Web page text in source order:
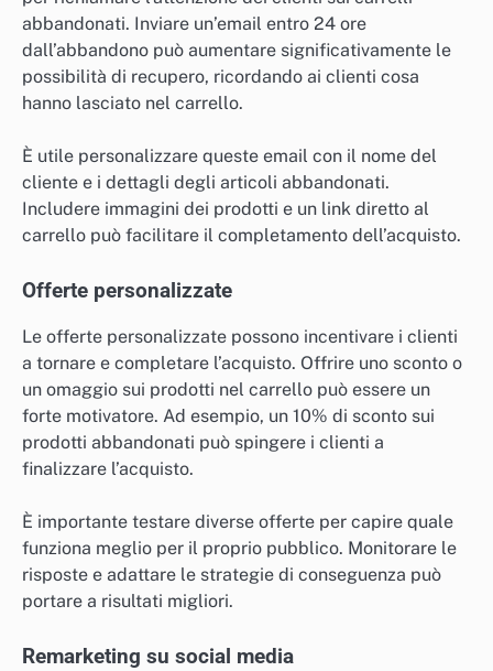
abbandonati. Inviare un’email entro 24 ore
dall’abbandono può aumentare significativamente le
possibilità di recupero, ricordando ai clienti cosa
hanno lasciato nel carrello.
È utile personalizzare queste email con il nome del
cliente e i dettagli degli articoli abbandonati.
Includere immagini dei prodotti e un link diretto al
carrello può facilitare il completamento dell’acquisto.
Offerte personalizzate
Le offerte personalizzate possono incentivare i clienti
a tornare e completare l’acquisto. Offrire uno sconto o
un omaggio sui prodotti nel carrello può essere un
forte motivatore. Ad esempio, un 10% di sconto sui
prodotti abbandonati può spingere i clienti a
finalizzare l’acquisto.
È importante testare diverse offerte per capire quale
funziona meglio per il proprio pubblico. Monitorare le
risposte e adattare le strategie di conseguenza può
portare a risultati migliori.
Remarketing su social media